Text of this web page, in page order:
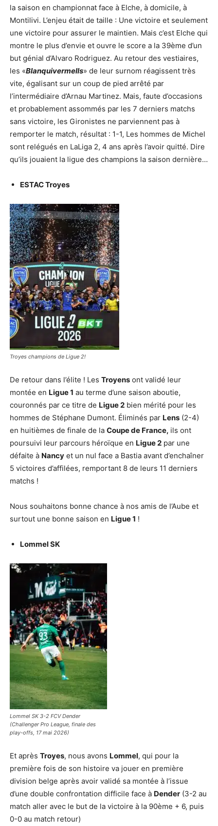
la saison en championnat face à Elche, à domicile, à
Montilivi. L’enjeu était de taille : Une victoire et seulement
une victoire pour assurer le maintien. Mais c’est Elche qui
montre le plus d’envie et ouvre le score a la 39ème d’un
but génial d’Alvaro Rodriguez. Au retour des vestiaires,
les «Blanquivermells» de leur surnom réagissent très
vite, égalisant sur un coup de pied arrêté par
l’intermédiaire d’Arnau Martinez. Mais, faute d’occasions
et probablement assommés par les 7 derniers matchs
sans victoire, les Gironistes ne parviennent pas à
remporter le match, résultat : 1-1, Les hommes de Michel
sont relégués en LaLiga 2, 4 ans après l’avoir quitté. Dire
qu’ils jouaient la ligue des champions la saison dernière…
ESTAC Troyes
Troyes champions de Ligue 2!
De retour dans l’élite ! Les Troyens ont validé leur
montée en Ligue 1 au terme d’une saison aboutie,
couronnés par ce titre de Ligue 2 bien mérité pour les
hommes de Stéphane Dumont. Éliminés par Lens (2-4)
en huitièmes de finale de la Coupe de France, ils ont
poursuivi leur parcours héroïque en Ligue 2 par une
défaite à Nancy et un nul face a Bastia avant d’enchaîner
5 victoires d’affilées, remportant 8 de leurs 11 derniers
matchs !
Nous souhaitons bonne chance à nos amis de l’Aube et
surtout une bonne saison en Ligue 1 !
Lommel SK
Lommel SK 3-2 FCV Dender
(Challenger Pro League, finale des
play-offs, 17 mai 2026)
Et après Troyes, nous avons Lommel, qui pour la
première fois de son histoire va jouer en première
division belge après avoir validé sa montée à l’issue
d’une double confrontation difficile face à Dender (3-2 au
match aller avec le but de la victoire à la 90ème + 6, puis
0-0 au match retour)